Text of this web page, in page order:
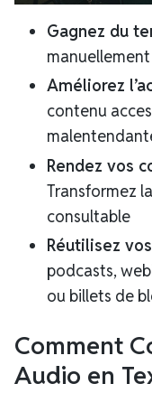
Gagnez du
Améliorez
contenu
Rendez vos
Transformez
consultable
Réutilisez
podcasts,
ou billets de
Comment
Audio en